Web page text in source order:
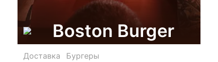
Boston Burger
Доставка
Бургеры